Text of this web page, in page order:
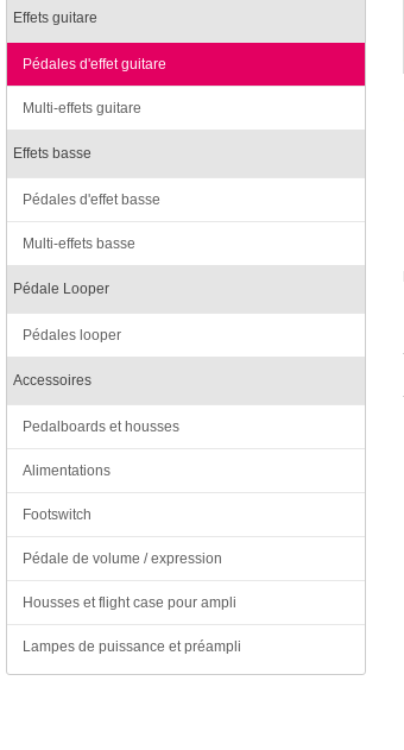
Effets guitare
Pédales d'effet guitare
Multi-effets guitare
Effets basse
Pédales d'effet basse
Multi-effets basse
Pédale Looper
Pédales looper
Accessoires
Pedalboards et housses
Alimentations
Footswitch
Pédale de volume / expression
Housses et flight case pour ampli
Lampes de puissance et préampli